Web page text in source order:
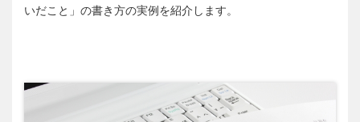
いだこと」の書き方の実例を紹介します。